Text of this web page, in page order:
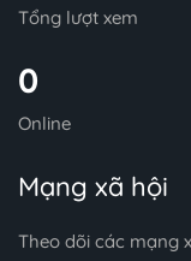
Tổng lượt xem
0
Online
Mạng xã hội
Theo dõi các mạng